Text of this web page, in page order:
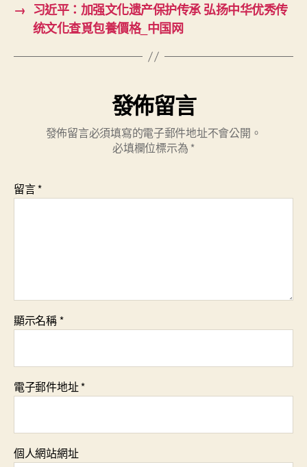
→ 习近平：加强文化遗产保护传承 弘扬中华优秀传
统文化查覓包養價格_中国网
發佈留言
發佈留言必須填寫的電子郵件地址不會公開。
必填欄位標示為 *
留言*
顯示名稱*
電子郵件地址*
個人網站網址